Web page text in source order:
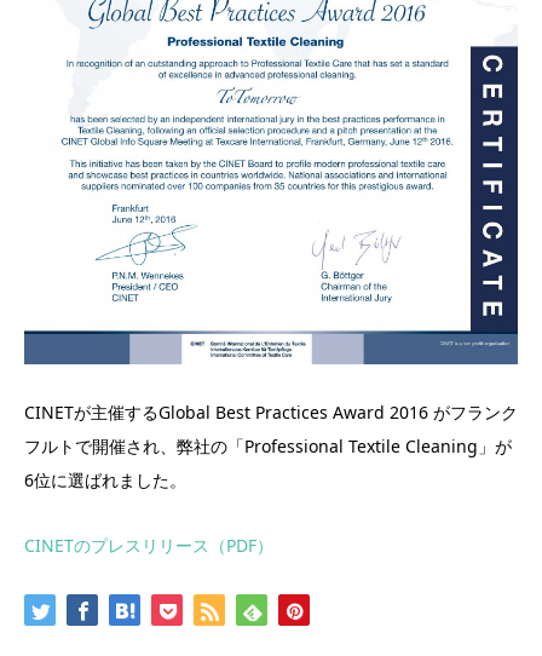
CINETが主催するGlobal Best Practices Award 2016 がフランク
フルトで開催され、弊社の「Professional Textile Cleaning」が
6位に選ばれました。
CINETのプレスリリース（PDF）